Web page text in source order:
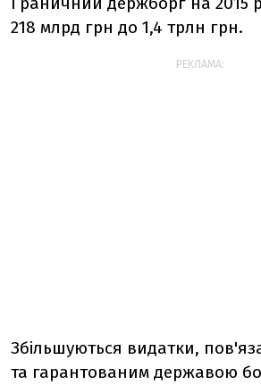
218 млрд грн до 1,4 трлн грн.
РЕКЛАМА:
Збільшуються видатки,
та гарантованим державою